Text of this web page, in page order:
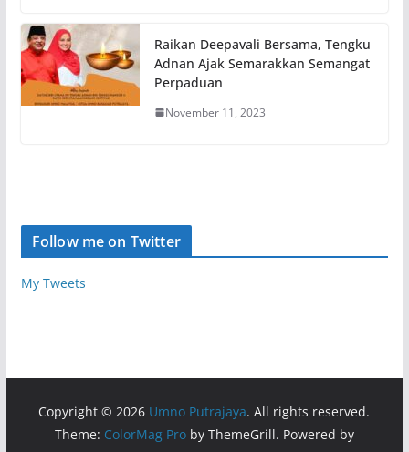
Raikan Deepavali Bersama, Tengku
Adnan Ajak Semarakkan Semangat
Perpaduan
November 11, 2023
Follow me on Twitter
My Tweets
Copyright © 2026 Umno Putrajaya. All rights reserved.
Theme: ColorMag Proby ThemeGrill. Powered by